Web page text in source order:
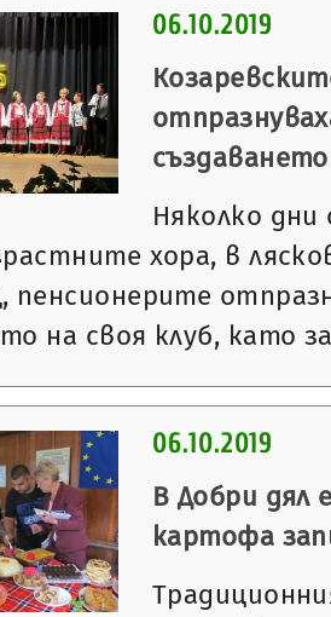
06.10.2019
Няколко дни
хора, в
пенсионерите
на своя клуб, като
06.10.2019
В Добри дял
картофа